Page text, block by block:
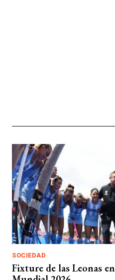
SOCIEDAD
Fixture de las Leonas